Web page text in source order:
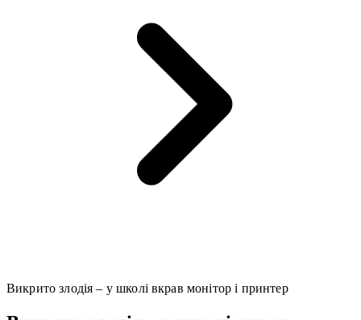
Викрито злодія – у школі вкрав монітор і принтер